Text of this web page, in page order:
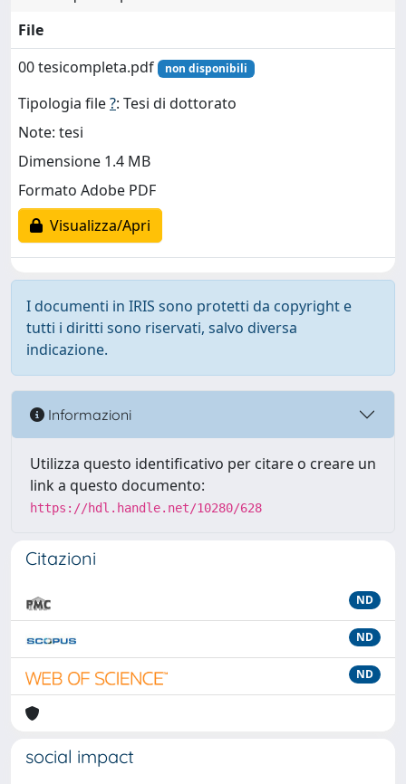
File
00 tesicompleta.pdf
non disponibili
Tipologia file?: Tesi di dottorato
Note: tesi
Dimensione 1.4 MB
Formato Adobe PDF
Visualizza/Apri
I documenti in IRIS sono protetti da copyright e
tutti i diritti sono riservati, salvo diversa
indicazione.
Informazioni
Utilizza questo identificativo per citare o creare un
link a questo documento:
https://hdl.handle.net/10280/628
Citazioni
ND
ND
ND
social impact